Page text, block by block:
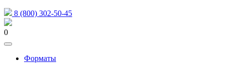
8 (800) 302-50-45
0
Форматы